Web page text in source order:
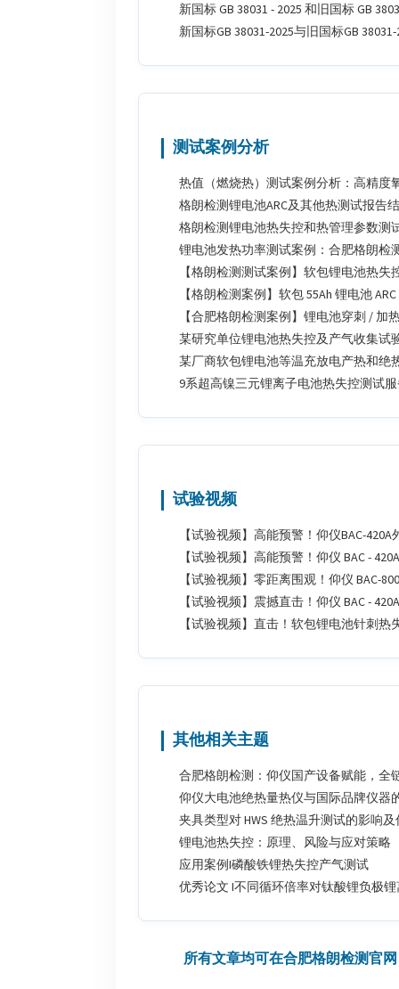
新国标 GB 38031 - 2025 和旧国标 GB
新国标GB 38031-2025与旧国标GB
测试案例分析
热值（燃烧热）测试案例分析：高精度
格朗检测锂电池ARC及其他热测试报告
格朗检测锂电池热失控和热管理参数测
锂电池发热功率测试案例：合肥格朗检
【格朗检测测试案例】软包锂电池热
【格朗检测案例】软包 55Ah 锂电池
【合肥格朗检测案例】锂电池穿刺 /
某研究单位锂电池热失控及产气收集试
某厂商软包锂电池等温充放电产热和绝
9系超高镍三元锂离子电池热失控测试
试验视频
【试验视频】高能预警！仰仪BAC-
【试验视频】高能预警！仰仪 BAC -
【试验视频】零距离围观！仰仪 BAC-
【试验视频】震撼直击！仰仪 BAC -
【试验视频】直击！软包锂电池针刺热
其他相关主题
合肥格朗检测：仰仪国产设备赋能，全
仰仪大电池绝热量热仪与国际品牌仪器
夹具类型对 HWS 绝热温升测试的影响
锂电池热失控：原理、风险与应对策略
应用案例I磷酸铁锂热失控产气测试
优秀论文 I不同循环倍率对钛酸锂负极
所有文章均可在合肥格朗检测官网